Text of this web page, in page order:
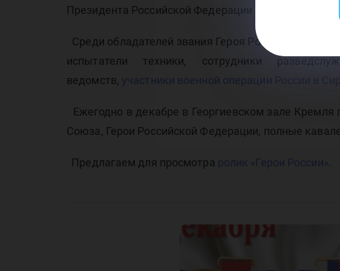
Президента Российской Федерации от 7 сентября
Среди обладателей звания Героя России –
испытатели техники, сотрудники
ведомств, участники военной операции России в
Ежегодно в декабре в Георгиевском зале
Союза, Герои Российской Федерации, полные
Предлагаем для просмотра ролик «Герои России» .